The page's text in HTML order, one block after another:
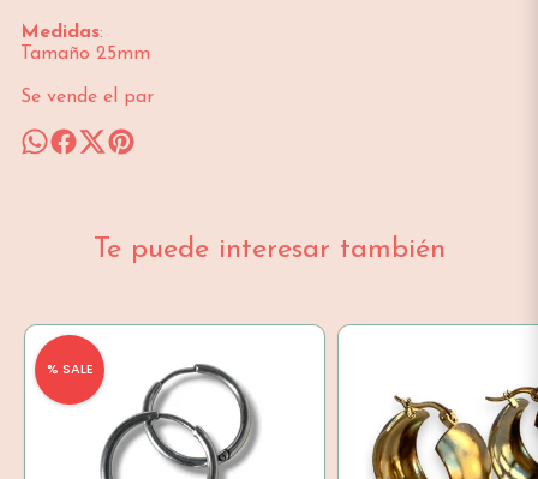
Medidas:
Tamaño 25mm
Se vende el par
Te puede interesar también
% SALE